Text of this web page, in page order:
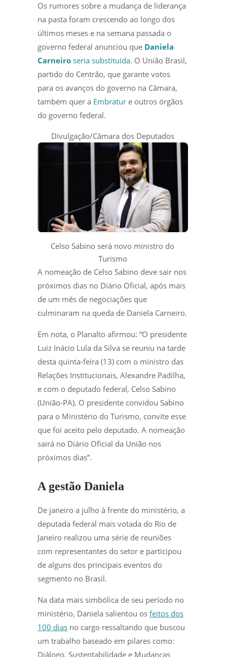
Os rumores sobre a mudança de liderança
na pasta foram crescendo ao longo dos
últimos meses e na semana passada o
governo federal anunciou que Daniela
Carneiro seria substituída. O União Brasil,
partido do Centrão, que garante votos
para os avanços do governo na Câmara,
também quer a Embratur e outros órgãos
do governo federal.
Divulgação/Câmara dos Deputados
Celso Sabino será novo ministro do
Turismo
A nomeação de Celso Sabino deve sair nos
próximos dias no Diário Oficial, após mais
de um mês de negociações que
culminaram na queda de Daniela Carneiro.
Em nota, o Planalto afirmou: “O presidente
Luiz Inácio Lula da Silva se reuniu na tarde
desta quinta-feira (13) com o ministro das
Relações Institucionais, Alexandre Padilha,
e com o deputado federal, Celso Sabino
(União-PA). O presidente convidou Sabino
para o Ministério do Turismo, convite esse
que foi aceito pelo deputado. A nomeação
sairá no Diário Oficial da União nos
próximos dias”.
A gestão Daniela
De janeiro a julho à frente do ministério, a
deputada federal mais votada do Rio de
Janeiro realizou uma série de reuniões
com representantes do setor e participou
de alguns dos principais eventos do
segmento no Brasil.
Na data mais simbólica de seu período no
ministério, Daniela salientou os feitos dos
100 dias no cargo ressaltando que buscou
um trabalho baseado em pilares como:
Diálogo, Sustentabilidade e Mudanças